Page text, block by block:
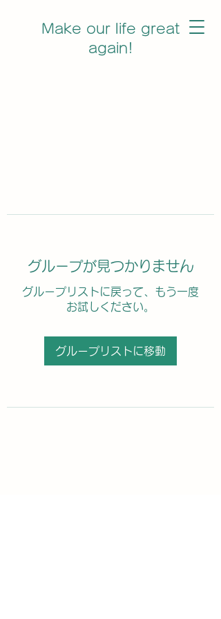
Make our life great
again!
グループが見つかりません
グループリストに戻って、もう一度
お試しください。
グループリストに移動